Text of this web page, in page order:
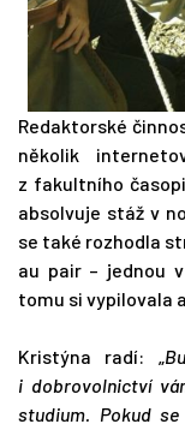
Redaktorské
několik
z fakultního
absolvuje stáž v
se také rozhodla
au pair – jednou
tomu si vypilovala
Kristýna radí: „
i dobrovolnictví
studium. Pokud